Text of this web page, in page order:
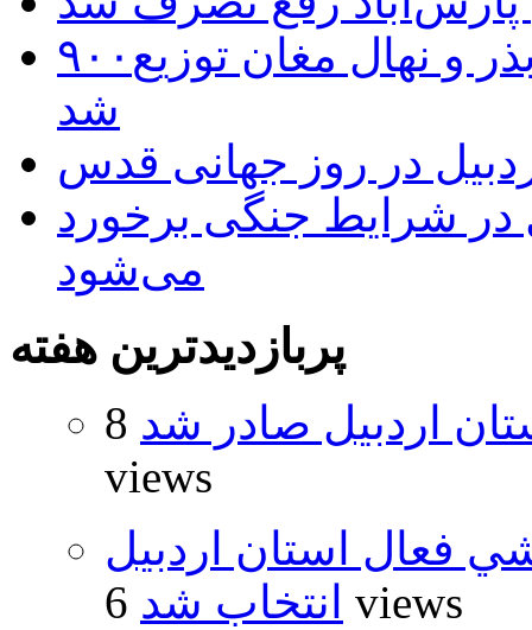
۹۰۰هزار اصله نهال توسط ایستگاه بذر و نهال مغان توزیع
شد
در روز جهانی قدس
در شرایط جنگی برخورد
می‌شود
پربازدیدترین هفته
اردبیل صادر شد 8
views
فعال استان اردبيل
انتخاب شد 6 views